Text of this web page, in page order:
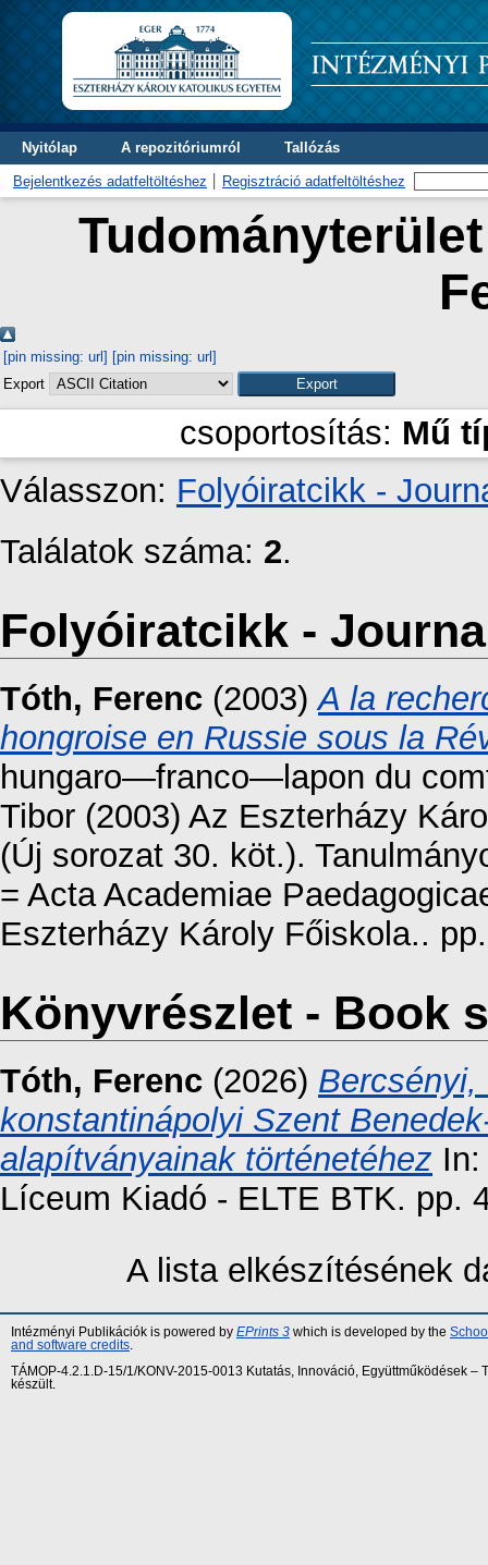
Nyitólap A repozitóriumról Tallózás
Bejelentkezés adatfeltöltéshez Regisztráció adatfeltöltéshez
[pin missing: url] [pin missing: url]
Export
csoportosítás: Mű
Válasszon: Folyóiratcikk -
Találatok száma: 2.
Folyóiratcikk -
Tóth, Ferenc (2003)A la
hongroise en Russie sous la
hungaro—franco—lapon du
Tibor (2003) Az Eszterházy
(Új sorozat 30. köt.).
= Acta Academiae
Eszterházy Károly Főiskola..
Könyvrészlet - Book
Tóth, Ferenc (2026) Bercsényi,
konstantinápolyi Szent
alapítványainak történetéhez
Líceum Kiadó - ELTE BTK. pp.
A lista elkészítésének
Intézményi Publikációk is powered by EPrints 3 which is developed by the
and software credits
TÁMOP-4.2.1.D-15/1/KONV-2015-0013 Kutatás, Innováció, Együttműködések
készült.